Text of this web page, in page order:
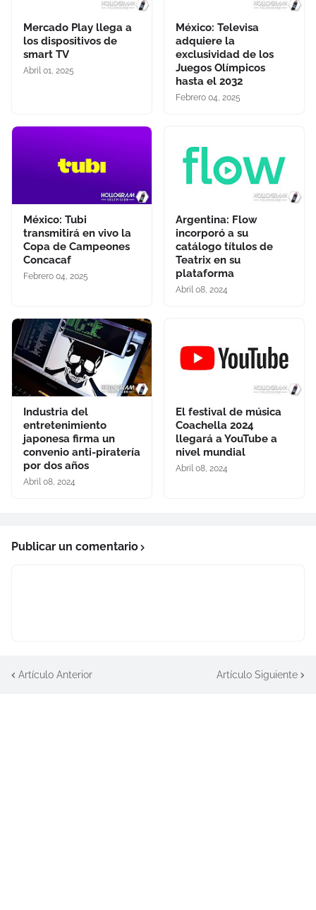
Mercado Play llega a
los dispositivos de
smart TV
Abril 01, 2025
México: Televisa
adquiere la
exclusividad de los
Juegos Olímpicos
hasta el 2032
Febrero 04, 2025
México: Tubi
transmitirá en vivo la
Copa de Campeones
Concacaf
Febrero 04, 2025
Argentina: Flow
incorporó a su
catálogo títulos de
Teatrix en su
plataforma
Abril 08, 2024
Industria del
entretenimiento
japonesa firma un
convenio anti-piratería
por dos años
Abril 08, 2024
El festival de música
Coachella 2024
llegará a YouTube a
nivel mundial
Abril 08, 2024
Publicar un comentario
Artículo Anterior Artículo Siguiente